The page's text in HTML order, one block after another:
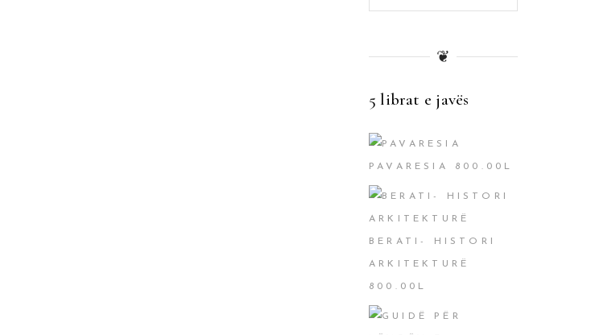
❦
5 librat e javës
PAVARESIA 800.00 L
BERATI- HISTORI
ARKITEKTURË
800.00 L